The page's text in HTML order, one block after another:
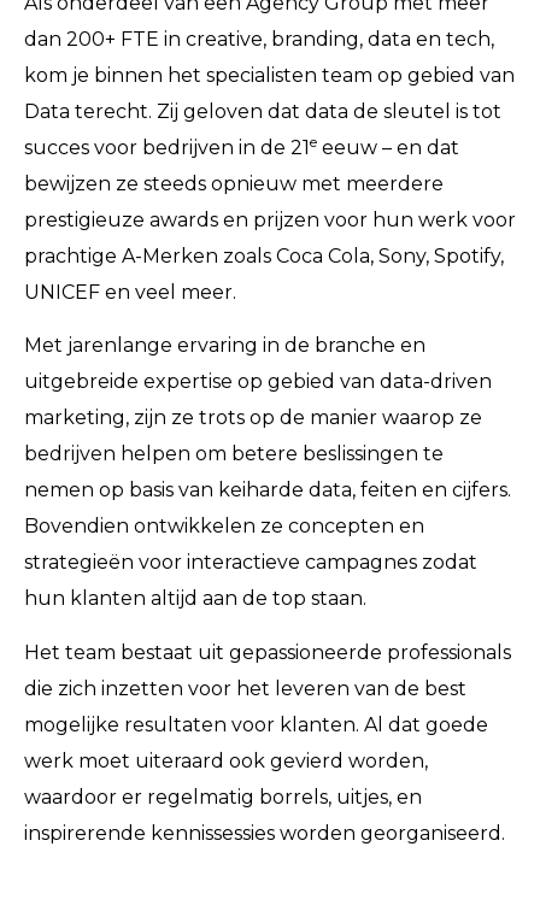
dan 200+ FTE in creative, branding, data en tech,
kom je binnen het specialisten team op gebied van
Data terecht. Zij geloven dat data de sleutel is tot
succes voor bedrijven in de 21e eeuw – en dat
bewijzen ze steeds opnieuw met meerdere
prestigieuze awards en prijzen voor hun werk voor
prachtige A-Merken zoals Coca Cola, Sony, Spotify,
UNICEF en veel meer.
Met jarenlange ervaring in de branche en
uitgebreide expertise op gebied van data-driven
marketing, zijn ze trots op de manier waarop ze
bedrijven helpen om betere beslissingen te
nemen op basis van keiharde data, feiten en cijfers.
Bovendien ontwikkelen ze concepten en
strategieën voor interactieve campagnes zodat
hun klanten altijd aan de top staan.
Het team bestaat uit gepassioneerde professionals
die zich inzetten voor het leveren van de best
mogelijke resultaten voor klanten. Al dat goede
werk moet uiteraard ook gevierd worden,
waardoor er regelmatig borrels, uitjes, en
inspirerende kennissessies worden georganiseerd.